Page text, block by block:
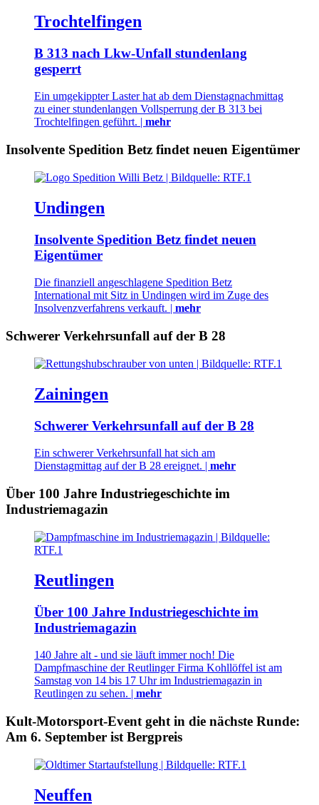
Trochtelfingen
B 313 nach Lkw-Unfall stundenlang
gesperrt
Ein umgekippter Laster hat ab dem Dienstagnachmittag
zu einer stundenlangen Vollsperrung der B 313 bei
Trochtelfingen geführt. | mehr
Insolvente Spedition Betz findet neuen Eigentümer
Undingen
Insolvente Spedition Betz findet neuen
Eigentümer
Die finanziell angeschlagene Spedition Betz
International mit Sitz in Undingen wird im Zuge des
Insolvenzverfahrens verkauft. | mehr
Schwerer Verkehrsunfall auf der B 28
Zainingen
Schwerer Verkehrsunfall auf der B 28
Ein schwerer Verkehrsunfall hat sich am
Dienstagmittag auf der B 28 ereignet. | mehr
Über 100 Jahre Industriegeschichte im
Industriemagazin
Reutlingen
Über 100 Jahre Industriegeschichte im
Industriemagazin
140 Jahre alt - und sie läuft immer noch! Die
Dampfmaschine der Reutlinger Firma Kohllöffel ist am
Samstag von 14 bis 17 Uhr im Industriemagazin in
Reutlingen zu sehen. | mehr
Kult-Motorsport-Event geht in die nächste Runde:
Am 6. September ist Bergpreis
Neuffen